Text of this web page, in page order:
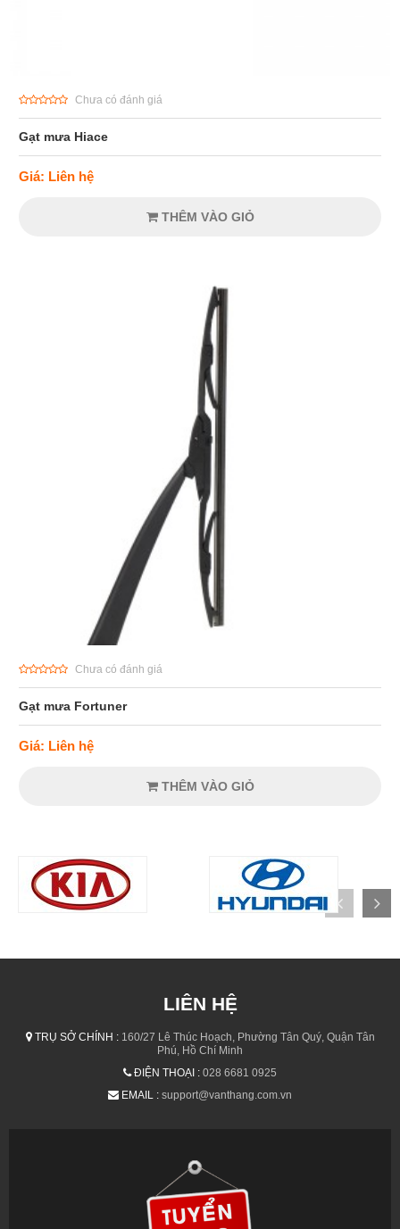
Chưa có đánh giá
Gạt mưa Hiace
Giá: Liên hệ
THÊM VÀO GIỎ
Chưa có đánh giá
Gạt mưa Fortuner
Giá: Liên hệ
THÊM VÀO GIỎ
LIÊN HỆ
TRỤ SỞ CHÍNH :160/27 Lê Thúc Hoạch, Phường Tân Quý, Quận Tân
Phú, Hồ Chí Minh
ĐIỆN THOẠI : 028 6681 0925
EMAIL : support@vanthang.com.vn